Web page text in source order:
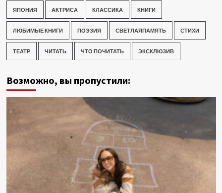
ЯПОНИЯ АКТРИСА КЛАССИКА КНИГИ
ЛЮБИМЫЕ КНИГИ ПОЭЗИЯ СВЕТЛАЯПАМЯТЬ СТИХИ
ТЕАТР ЧИТАТЬ ЧТО ПОЧИТАТЬ ЭКСКЛЮЗИВ
Возможно, вы пропустили: